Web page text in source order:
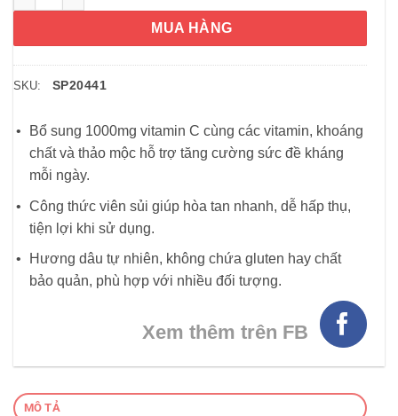
MUA HÀNG
SKU: SP20441
Bổ sung 1000mg vitamin C cùng các vitamin, khoáng
chất và thảo mộc hỗ trợ tăng cường sức đề kháng
mỗi ngày.
Công thức viên sủi giúp hòa tan nhanh, dễ hấp thụ,
tiện lợi khi sử dụng.
Hương dâu tự nhiên, không chứa gluten hay chất
bảo quản, phù hợp với nhiều đối tượng.
Xem thêm trên FB
MÔ TẢ